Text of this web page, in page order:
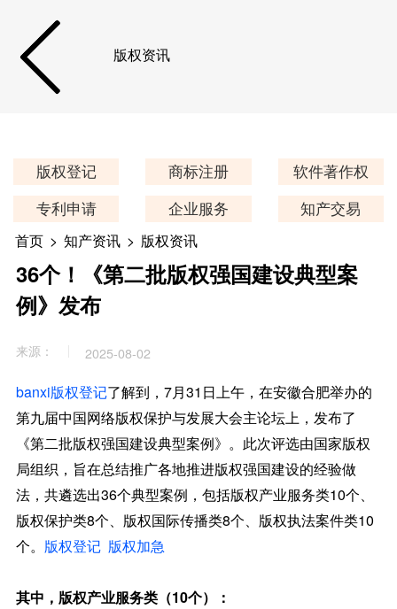
版权资讯
版权登记 商标注册
软件著作权
专利申请
企业服务 知产交易
首页 > 知产资讯 > 版权资讯
36个！《第二批版权强国建设典型案
例》发布
来源： 2025-08-02
banxi版权登记了解到，7月31日上午，在安徽合肥举办的
第九届中国网络版权保护与发展大会主论坛上，发布了
《第二批版权强国建设典型案例》。此次评选由国家版权
局组织，旨在总结推广各地推进版权强国建设的经验做
法，共遴选出36个典型案例，包括版权产业服务类10个、
版权保护类8个、版权国际传播类8个、版权执法案件类10
个。 版权登记 版权加急
其中，版权产业服务类（10个）：